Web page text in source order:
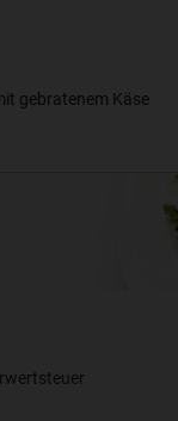
gebratenem Käse